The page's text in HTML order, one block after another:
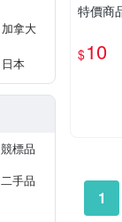
加拿大
日本
競標品
二手品
特價商
$10
1